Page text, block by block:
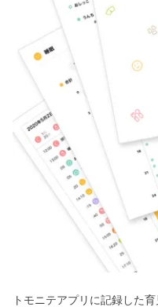
トモニテアプリに記録した